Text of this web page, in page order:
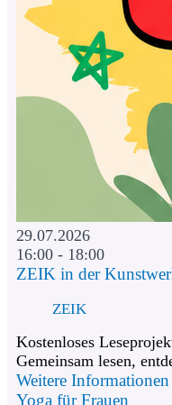
29.07.2026
16:00 - 18:00
ZEIK in der
ZEIK
Kostenloses
Gemeinsam lesen,
Weitere Informationen
Yoga für Frauen